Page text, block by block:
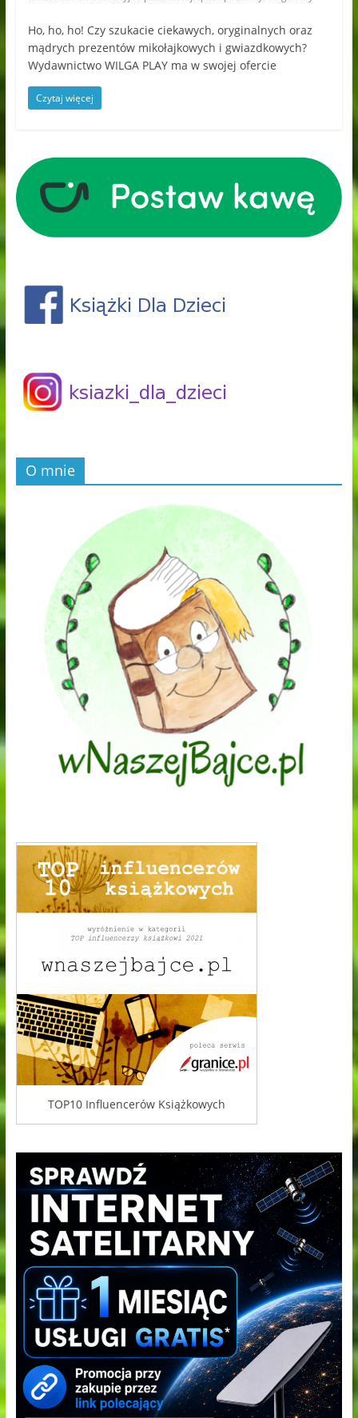
Ho, ho, ho! Czy szukacie ciekawych, oryginalnych oraz
mądrych prezentów mikołajkowych i gwiazdkowych?
Wydawnictwo WILGA PLAY ma w swojej ofercie
Czytaj więcej
O mnie
TOP10 Influencerów Książkowych